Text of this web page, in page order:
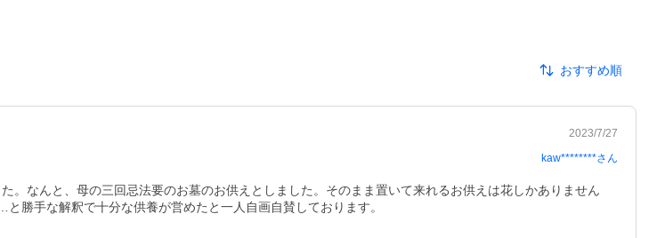
おすすめ順
2023/7/27
kaw********さん
なんと、母の三回忌法要のお墓のお供えとしました。そのまま置いて来れるお供えは花しかありません
勝手な解釈で十分な供養が営めたと一人自画自賛しております。